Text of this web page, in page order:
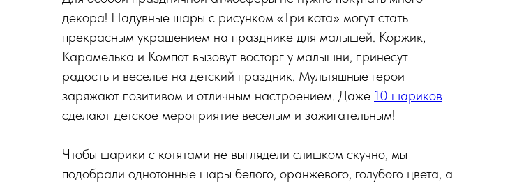
декора! Надувные шары с рисунком «Три кота» могут стать
прекрасным украшением на празднике для малышей. Коржик,
Карамелька и Компот вызовут восторг у малышни, принесут
радость и веселье на детский праздник. Мультяшные герои
заряжают позитивом и отличным настроением. Даже 10 шариков
сделают детское мероприятие веселым и зажигательным!
Чтобы шарики с котятами не выглядели слишком скучно, мы
подобрали однотонные шары белого, оранжевого, голубого цвета, а